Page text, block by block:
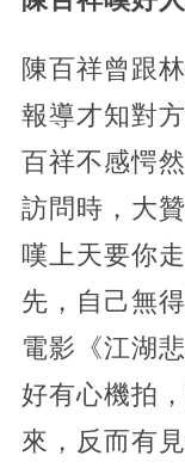
陳百祥曾跟
報導才知對
百祥不感愕
訪問時，大
嘆上天要你
先，自己無
電影《江湖
好有心機拍
來，反而有